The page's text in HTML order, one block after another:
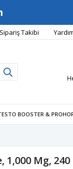
Sipariş Takibi
BOOSTER &
Mg,